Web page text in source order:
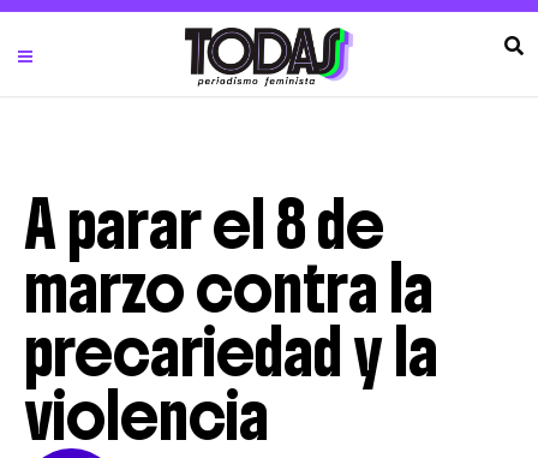
A parar el 8 de
marzo contra la
precariedad y la
violencia